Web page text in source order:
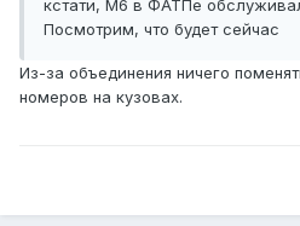
кстати, М6 в ФАТПе
Посмотрим, что будет сейчас
Из-за объединения ничего
номеров на кузовах.